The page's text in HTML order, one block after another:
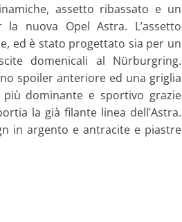
assetto ribassato e un
nuova Opel Astra. L’assetto
ed è stato progettato sia per un
domenicali al Nürburgring.
spoiler anteriore ed una griglia
dominante e sportivo grazie
la già filante linea dell’Astra.
in argento e antracite e piastre